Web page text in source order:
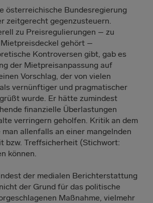
österreichische Bundesregierung
zeitgerecht gegenzusteuern.
zu Preisregulierungen – zu
gehört –
Kontroversen gibt, gab es
der Mietpreisanpassung auf
Vorschlag, der von vielen
vernünftiger und pragmatischer
wurde. Er hätte zumindest
finanzielle Überlastungen
verringern geholfen. Kritik an dem
allenfalls an einer mangelnden
bzw. Treffsicherheit (Stichwort:
können.
der medialen Berichterstattung
der Grund für das politische
Maßnahme, vielmehr